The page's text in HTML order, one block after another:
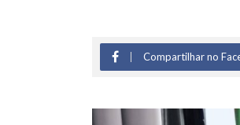
Compartilhar no